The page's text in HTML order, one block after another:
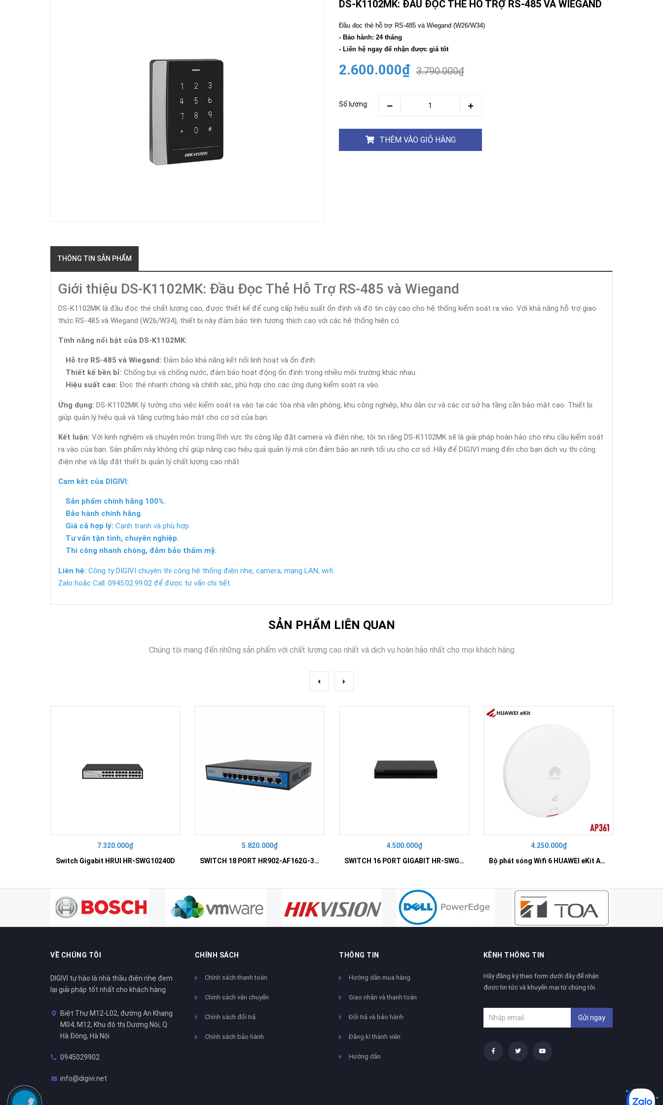
ĐỘNG
Hikvision
Tiandy
HỌP
TRỰC
CHÁY
KHÓA
THÔNG
MINH
Faster
HUAWEI
DS-K1102MK: ĐẦU ĐỌC THẺ HỖ TRỢ RS-485 VÀ WIEGAND
Đầu đọc thẻ hỗ trợ RS-485 và Wiegand (W26/W34)
- Bảo hành: 24 tháng
- Liên hệ ngay để nhận được giá tốt
2.600.000₫ 3.790.000₫
Số lượng:
THÊM VÀO GIỎ HÀNG
THÔNG TIN SẢN PHẨM
Giới thiệu DS-K1102MK: Đầu Đọc Thẻ Hỗ Trợ RS-485 và Wiegand
DS-K1102MK là đầu đọc thẻ chất lượng cao, được thiết kế để cung cấp hiệu suất ổn định và độ tin cậy cao cho hệ thống kiểm soát ra vào. Với khả năng hỗ trợ giao
thức RS-485 và Wiegand (W26/W34), thiết bị này đảm bảo tính tương thích cao với các hệ thống hiện có.
Tính năng nổi bật của DS-K1102MK:
Hỗ trợ RS-485 và Wiegand: Đảm bảo khả năng kết nối linh hoạt và ổn định.
Thiết kế bền bỉ: Chống bụi và chống nước, đảm bảo hoạt động ổn định trong nhiều môi trường khác nhau.
Hiệu suất cao: Đọc thẻ nhanh chóng và chính xác, phù hợp cho các ứng dụng kiểm soát ra vào.
Ứng dụng: DS-K1102MK lý tưởng cho việc kiểm soát ra vào tại các tòa nhà văn phòng, khu công nghiệp, khu dân cư và các cơ sở hạ tầng cần bảo mật cao. Thiết bị
giúp quản lý hiệu quả và tăng cường bảo mật cho cơ sở của bạn.
Kết luận: Với kinh nghiệm và chuyên môn trong lĩnh vực thi công lắp đặt camera và điện nhẹ, tôi tin rằng DS-K1102MK sẽ là giải pháp hoàn hảo cho nhu cầu kiểm soát
ra vào của bạn. Sản phẩm này không chỉ giúp nâng cao hiệu quả quản lý mà còn đảm bảo an ninh tối ưu cho cơ sở. Hãy để DIGIVI mang đến cho bạn dịch vụ thi công
điện nhẹ và lắp đặt thiết bị quản lý chất lượng cao nhất.
Cam kết của DIGIVI:
Sản phẩm chính hãng 100%.
Bảo hành chính hãng.
Giá cả hợp lý: Cạnh tranh và phù hợp.
Tư vấn tận tình, chuyên nghiệp.
Thi công nhanh chóng, đảm bảo thẩm mỹ.
Liên hệ: Công ty DIGIVI chuyên thi công hệ thống điện nhẹ, camera, mạng LAN, wifi.
Zalo hoặc Call: 0945.02.99.02 để được tư vấn chi tiết.
SẢN PHẨM LIÊN QUAN
Chúng tôi mang đến những sản phẩm với chất lượng cao nhất và dịch vụ hoàn hảo nhất cho mọi khách hàng
7.320.000₫
Switch Gigabit HRUI HR-SWG10240D
5.820.000₫
SWITCH 18 PORT HR902-AF162G-300 – Switch PoE 16 Cổng
4.500.000₫
SWITCH 16 PORT GIGABIT HR-SWG00160
4.250.000₫
Bộ phát sóng Wifi 6 HUAWEI eKit AP361
VỀ CHÚNG TÔI
DIGIVI tự hào là nhà thầu điện nhẹ đem
lại giải pháp tốt nhất cho khách hàng
Biệt Thự M12-L02, đường An Khang
M04; M12, Khu đô thị Dương Nội, Q.
Hà Đông, Hà Nội
0945029902
info@digivi.net
CHÍNH SÁCH
Chính sách thanh toán
Chính sách vận chuyển
Chính sách đổi trả
Chính sách bảo hành
THÔNG TIN
Hướng dẫn mua hàng
Giao nhận và thanh toán
Đổi trả và bảo hành
Đăng kí thành viên
Hướng dẫn
KÊNH THÔNG TIN
Hãy đăng ký theo form dưới đây để nhận
được tin tức và khuyến mại từ chúng tôi.
Gửi ngay